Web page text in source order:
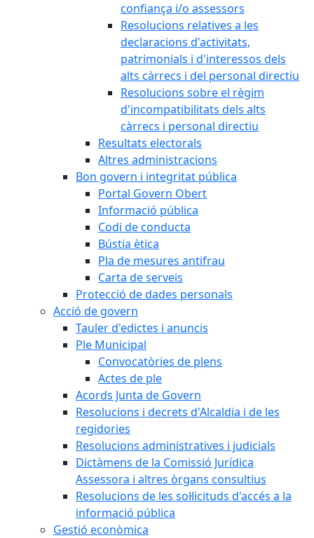
confiança i/o assessors
Resolucions relatives a les
declaracions d'activitats,
patrimonials i d'interessos dels
alts càrrecs i del personal directiu
Resolucions sobre el règim
d'incompatibilitats dels alts
càrrecs i personal directiu
Resultats electorals
Altres administracions
Bon govern i integritat pública
Portal Govern Obert
Informació pública
Codi de conducta
Bústia ètica
Pla de mesures antifrau
Carta de serveis
Protecció de dades personals
Acció de govern
Tauler d'edictes i anuncis
Ple Municipal
Convocatòries de plens
Actes de ple
Acords Junta de Govern
Resolucions i decrets d'Alcaldia i de les
regidories
Resolucions administratives i judicials
Dictàmens de la Comissió Jurídica
Assessora i altres òrgans consultius
Resolucions de les sol·licituds d'accés a la
informació pública
Gestió econòmica